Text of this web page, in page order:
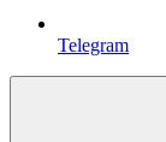
Telegram